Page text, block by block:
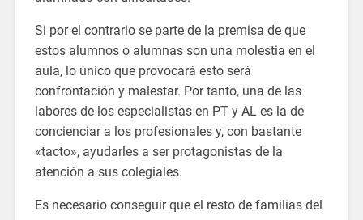
Si por el contrario se parte de la premisa de que
estos alumnos o alumnas son una molestia en el
aula, lo único que provocará esto será
confrontación y malestar. Por tanto, una de las
labores de los especialistas en PT y AL es la de
concienciar a los profesionales y, con bastante
«tacto», ayudarles a ser protagonistas de la
atención a sus colegiales.
Es necesario conseguir que el resto de familias del